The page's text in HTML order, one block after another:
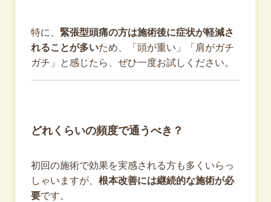
特に、 緊張型頭痛の方は施術後に症状が軽減さ
れることが多いため、「頭が重い」「肩がガチ
ガチ」と感じたら、ぜひ一度お試しください。
どれくらいの頻度で通うべき？
初回の施術で効果を実感される方も多くいらっ
しゃいますが、 根本改善には継続的な施術が必
要です。